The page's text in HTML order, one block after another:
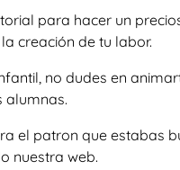
para hacer un
creación de tu labor.
no dudes en
alumnas.
el patron que estabas
nuestra web.